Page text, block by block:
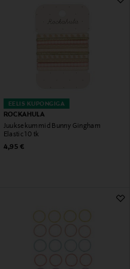
EELIS KUPONGIGA
ROCKAHULA
Juuksekummid Bunny Gingham
Elastic 10 tk
Original Price
4,95 €